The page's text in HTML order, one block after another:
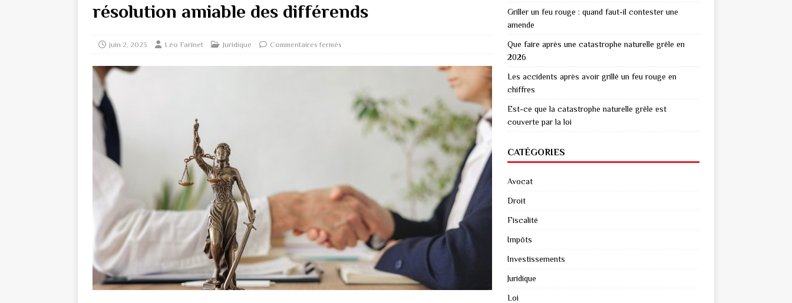
résolution amiable des différends
juin 2, 2023 Léo Farinet Juridique Commentaires fermés
Griller un feu rouge : quand faut-il contester une
amende
Que faire après une catastrophe naturelle grêle en
2026
Les accidents après avoir grillé un feu rouge en
chiffres
Est-ce que la catastrophe naturelle grêle est
couverte par la loi
CATÉGORIES
Avocat
Droit
Fiscalité
Impôts
Investissements
Juridique
Loi